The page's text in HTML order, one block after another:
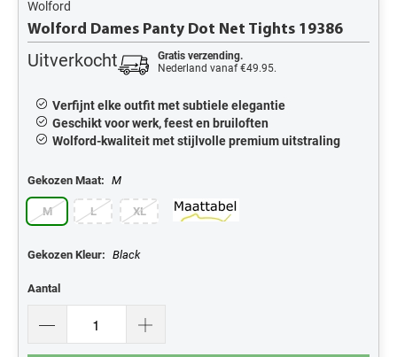
Wolford
Wolford Dames Panty Dot Net Tights 19386
Uitverkocht
Gratis verzending.
Nederland vanaf €49.95.
Verfijnt elke outfit met subtiele elegantie
Geschikt voor werk, feest en bruiloften
Wolford-kwaliteit met stijlvolle premium uitstraling
Gekozen Maat: M
M L XL
Gekozen Kleur: Black
Aantal